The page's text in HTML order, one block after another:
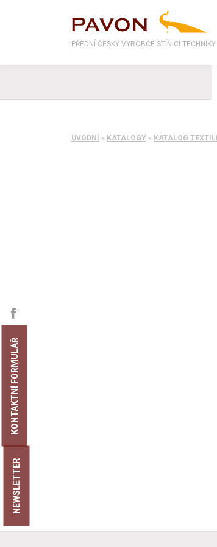
PŘEDNÍ ČESKÝ VÝROBCE STÍNICÍ TECHNIKY
ÚVODNÍ » KATALOGY » KATALOG TEXTILIÍ
KONTAKTNÍ FORMULÁŘ
NEWSLETTER